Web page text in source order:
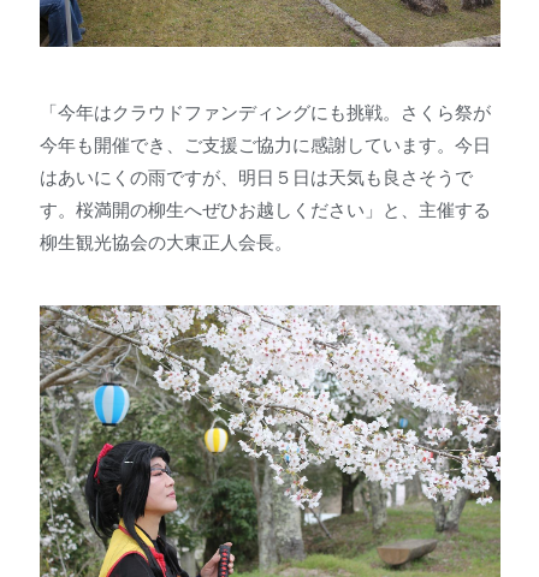
「今年はクラウドファンディングにも挑戦。さくら祭が
今年も開催でき、ご支援ご協力に感謝しています。今日
はあいにくの雨ですが、明日５日は天気も良さそうで
す。桜満開の柳生へぜひお越しください」と、主催する
柳生観光協会の大東正人会長。